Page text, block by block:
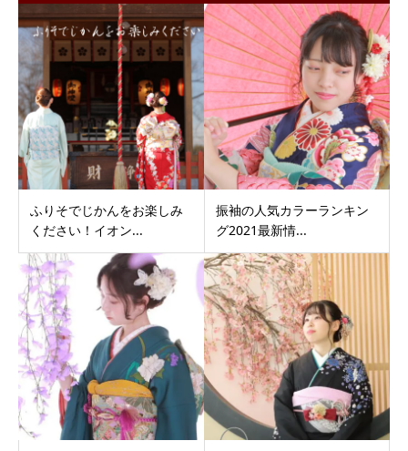
ふりそでじかんをお楽しみ
ください！イオン...
振袖の人気カラーランキン
グ2021最新情...